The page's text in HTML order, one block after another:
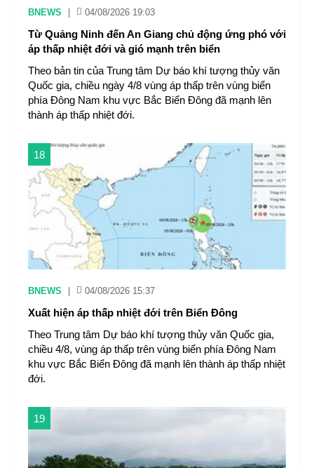
BNEWS 04/08/2026 19:03
Từ Quảng Ninh đến An Giang chủ động ứng phó với
áp thấp nhiệt đới và gió mạnh trên biển
Theo bản tin của Trung tâm Dự báo khí tượng thủy văn
Quốc gia, chiều ngày 4/8 vùng áp thấp trên vùng biển
phía Đông Nam khu vực Bắc Biển Đông đã mạnh lên
thành áp thấp nhiệt đới.
18
BNEWS 04/08/2026 15:37
Xuất hiện áp thấp nhiệt đới trên Biển Đông
Theo Trung tâm Dự báo khí tượng thủy văn Quốc gia,
chiều 4/8, vùng áp thấp trên vùng biển phía Đông Nam
khu vực Bắc Biển Đông đã mạnh lên thành áp thấp nhiệt
đới.
19